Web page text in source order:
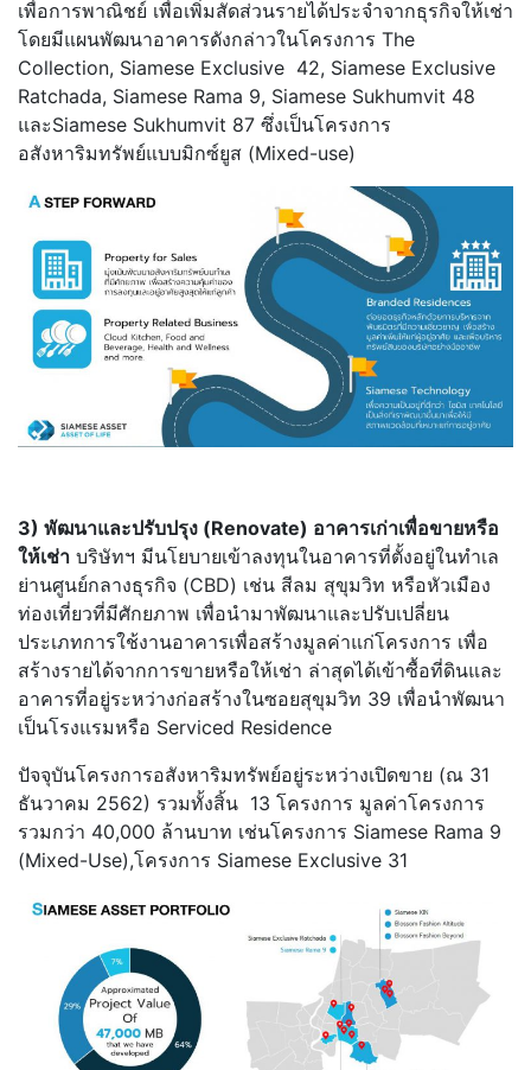
เพื่อการพาณิชย์ เพื่อเพิ่มสัดส่วนรายได้ประจำจากธุรกิจให้เช่า
โดยมีแผนพัฒนาอาคารดังกล่าวในโครงการ The
Collection, Siamese Exclusive 42, Siamese Exclusive
Ratchada, Siamese Rama 9, Siamese Sukhumvit 48
และSiamese Sukhumvit 87 ซึ่งเป็นโครงการ
อสังหาริมทรัพย์แบบมิกซ์ยูส (Mixed-use)
3) พัฒนาและปรับปรุง (Renovate) อาคารเก่าเพื่อขายหรือ
ให้เช่า บริษัทฯ มีนโยบายเข้าลงทุนในอาคารที่ตั้งอยู่ในทำเล
ย่านศูนย์กลางธุรกิจ (CBD) เช่น สีลม สุขุมวิท หรือหัวเมือง
ท่องเที่ยวที่มีศักยภาพ เพื่อนำมาพัฒนาและปรับเปลี่ยน
ประเภทการใช้งานอาคารเพื่อสร้างมูลค่าแก่โครงการ เพื่อ
สร้างรายได้จากการขายหรือให้เช่า ล่าสุดได้เข้าซื้อที่ดินและ
อาคารที่อยู่ระหว่างก่อสร้างในซอยสุขุมวิท 39 เพื่อนำพัฒนา
เป็นโรงแรมหรือ Serviced Residence
ปัจจุบันโครงการอสังหาริมทรัพย์อยู่ระหว่างเปิดขาย (ณ 31
ธันวาคม 2562) รวมทั้งสิ้น 13 โครงการ มูลค่าโครงการ
รวมกว่า 40,000 ล้านบาท เช่นโครงการ Siamese Rama 9
(Mixed-Use),โครงการ Siamese Exclusive 31